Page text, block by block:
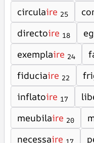
circulaire 25
directoire 18
exemplaire 24
fiduciaire 22
inflatoire 17
meubilaire 20
necessaire